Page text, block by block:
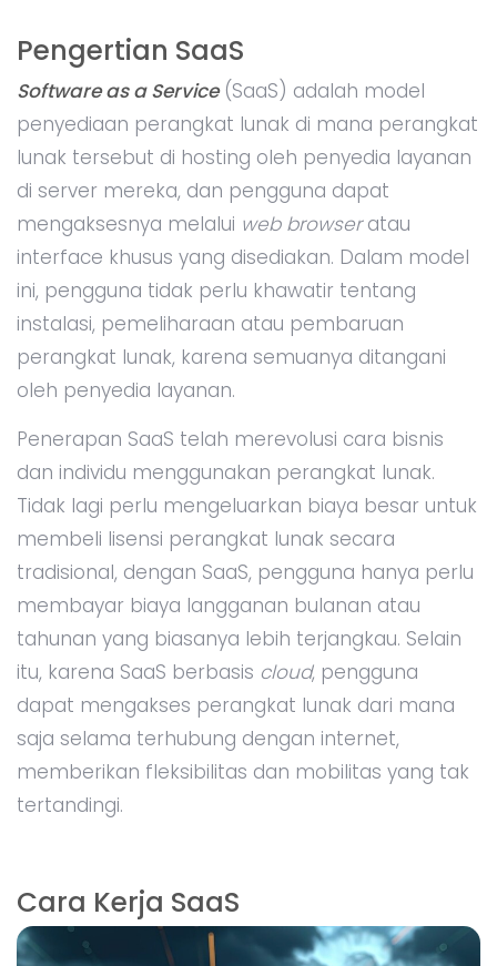
Pengertian SaaS
Software as a Service(SaaS) adalah model
penyediaan perangkat lunak di mana perangkat
lunak tersebut di hosting oleh penyedia layanan
di server mereka, dan pengguna dapat
mengaksesnya melalui web browseratau
interface khusus yang disediakan. Dalam model
ini, pengguna tidak perlu khawatir tentang
instalasi, pemeliharaan atau pembaruan
perangkat lunak, karena semuanya ditangani
oleh penyedia layanan.
Penerapan SaaS telah merevolusi cara bisnis
dan individu menggunakan perangkat lunak.
Tidak lagi perlu mengeluarkan biaya besar untuk
membeli lisensi perangkat lunak secara
tradisional, dengan SaaS, pengguna hanya perlu
membayar biaya langganan bulanan atau
tahunan yang biasanya lebih terjangkau. Selain
itu, karena SaaS berbasis cloud, pengguna
dapat mengakses perangkat lunak dari mana
saja selama terhubung dengan internet,
memberikan fleksibilitas dan mobilitas yang tak
tertandingi.
Cara Kerja SaaS